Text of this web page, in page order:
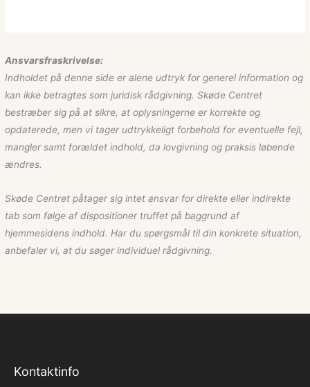
Ansvarsfraskrivelse:
Indholdet på denne side er alene udtryk for generel information og
kan ikke betragtes som juridisk rådgivning. Skøde Centret
bestræber sig på at sikre, at oplysningerne er korrekte og
opdaterede, men vi tager udtrykkeligt forbehold for eventuelle fejl,
mangler samt forældet indhold, da lovgivning og praksis løbende
ændres.
Skøde Centret påtager sig intet ansvar for direkte eller indirekte
tab som følge af dispositioner truffet på baggrund af
hjemmesidens indhold. Har du spørgsmål til din konkrete situation,
anbefaler vi, at du søger individuel rådgivning.
Kontaktinfo